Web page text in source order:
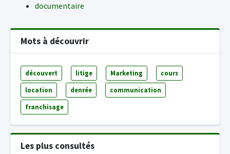
documentaire
Mots à découvrir
découvert litige Marketing cours
location denrée communication
franchisage
Les plus consultés